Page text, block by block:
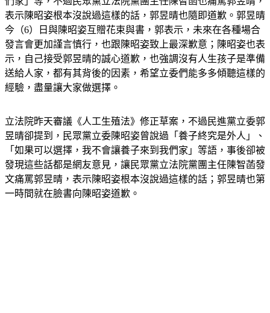
表示陳昭姿根本沒說過這樣的話，郭昱晴也隨即道歉。郭昱晴
今（6）日與陳昭姿互贈花束與書，郭表示，未來在各種場合
發言會更加謹言慎行，也跟陳昭姿致上最深歉意；陳昭姿也表
示，自己接受郭昱晴的誠心道歉，也強調沒有人生孩子是準備
送給人家，都有其背後的因素，希望立委們能多多傾聽這樣的
經驗，盡量讓大家做選擇。
立法院昨天審議《人工生殖法》修正草案，不過民進黨立委郭
昱晴卻提到，民眾黨立委陳昭姿曾說過「養子終究是外人」、
「如果可以選擇，我不會讓養子來到我們家」等語，事後卻被
發現這些話都是網友意見，讓民眾黨立法院黨團主任陳智菡發
文痛罵郭昱晴，表示陳昭姿根本沒說過這樣的話；郭昱晴也第
一時間就在臉書向陳昭姿道歉。